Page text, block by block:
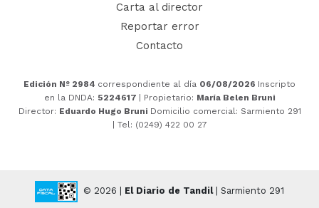
Carta al director
Reportar error
Contacto
Edición Nº 2984 correspondiente al día 06/08/2026 Inscripto
en la DNDA: 5224617 | Propietario: María Belen Bruni
Director: Eduardo Hugo Bruni Domicilio comercial: Sarmiento 291
| Tel: (0249) 422 00 27
© 2026 | El Diario de Tandil| Sarmiento 291